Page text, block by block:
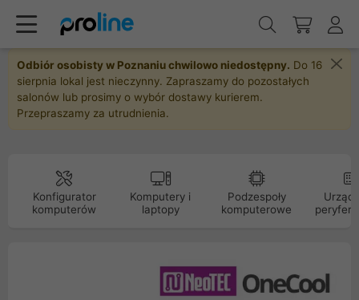
Odbiór osobisty w Poznaniu chwilowo niedostępny. Do 16
sierpnia lokal jest nieczynny. Zapraszamy do pozostałych
salonów lub prosimy o wybór dostawy kurierem.
Przepraszamy za utrudnienia.
Konfigurator
komputerów
Komputery i
laptopy
Podzespoły
komputerowe